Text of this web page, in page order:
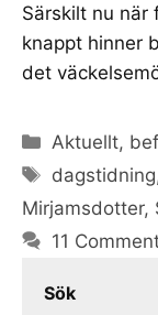
Särskilt nu när
knappt hinner
det
Categories
Aktuellt,
Tags
dagstidning
Mirjamsdotter,
11
Sök